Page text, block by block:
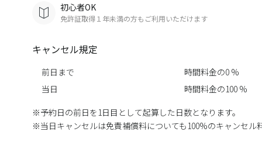
初心者OK
免許証取得１年未満の方もご利用いただけます
キャンセル規定
前日まで
時間料金の0 %
当日
時間料金の100 %
予約日の前日を1日目として起算した日数となります。
当日キャンセルは免責補償料についても100%のキャンセル